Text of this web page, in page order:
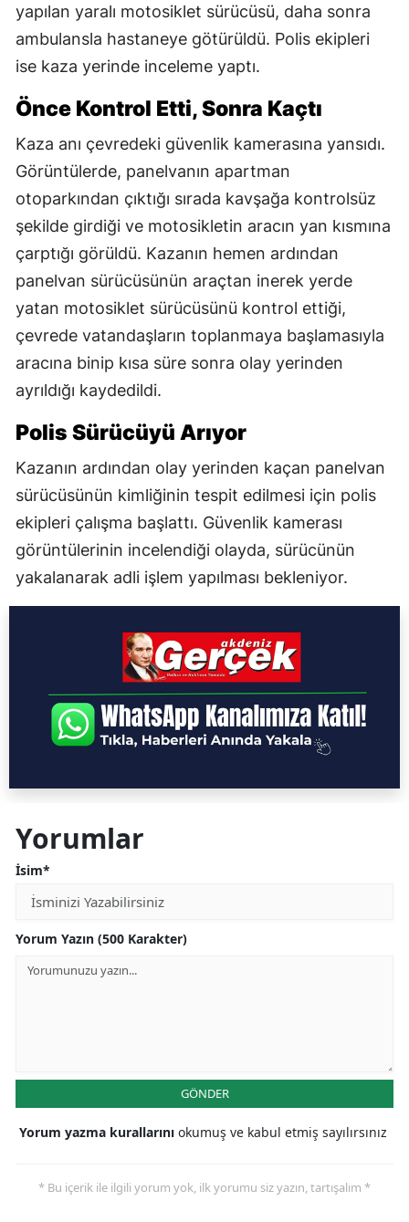
yapılan yaralı motosiklet sürücüsü, daha sonra
ambulansla hastaneye götürüldü. Polis ekipleri
ise kaza yerinde inceleme yaptı.
Önce Kontrol Etti, Sonra Kaçtı
Kaza anı çevredeki güvenlik kamerasına yansıdı.
Görüntülerde, panelvanın apartman
otoparkından çıktığı sırada kavşağa kontrolsüz
şekilde girdiği ve motosikletin aracın yan kısmına
çarptığı görüldü. Kazanın hemen ardından
panelvan sürücüsünün araçtan inerek yerde
yatan motosiklet sürücüsünü kontrol ettiği,
çevrede vatandaşların toplanmaya başlamasıyla
aracına binip kısa süre sonra olay yerinden
ayrıldığı kaydedildi.
Polis Sürücüyü Arıyor
Kazanın ardından olay yerinden kaçan panelvan
sürücüsünün kimliğinin tespit edilmesi için polis
ekipleri çalışma başlattı. Güvenlik kamerası
görüntülerinin incelendiği olayda, sürücünün
yakalanarak adli işlem yapılması bekleniyor.
Yorumlar
İsim*
Yorum Yazın (500 Karakter)
GÖNDER
Yorum yazma kurallarını okumuş ve kabul etmiş sayılırsınız
* Bu içerik ile ilgili yorum yok, ilk yorumu siz yazın, tartışalım *